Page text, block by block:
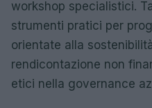
workshop specialistici.
strumenti pratici per
orientate alla
rendicontazione non
etici nella governance